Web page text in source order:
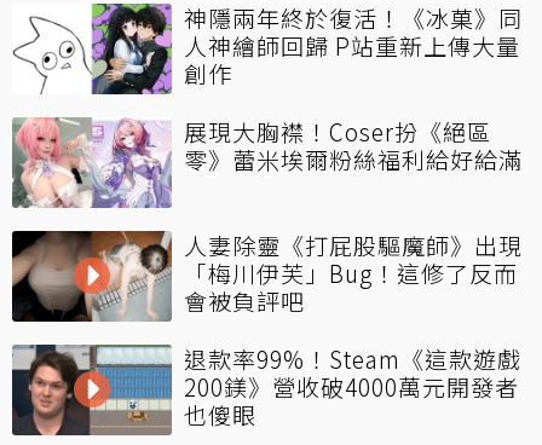
神隱兩年終於復活！《冰菓》同
人神繪師回歸 P站重新上傳大量
創作
展現大胸襟！Coser扮《絕區
零》蕾米埃爾粉絲福利給好給滿
人妻除靈《打屁股驅魔師》出現
「梅川伊芙」Bug！這修了反而
會被負評吧
退款率99%！Steam《這款遊戲
200鎂》營收破4000萬元開發者
也傻眼